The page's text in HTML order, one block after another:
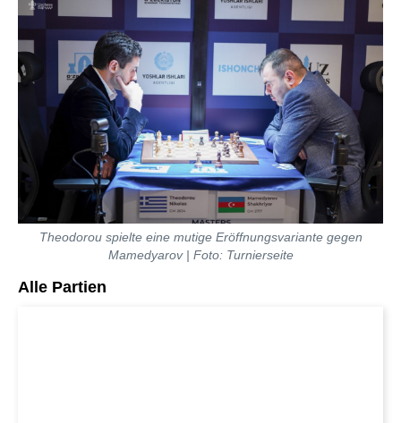
Theodorou spielte eine mutige Eröffnungsvariante gegen
Mamedyarov | Foto: Turnierseite
Alle Partien